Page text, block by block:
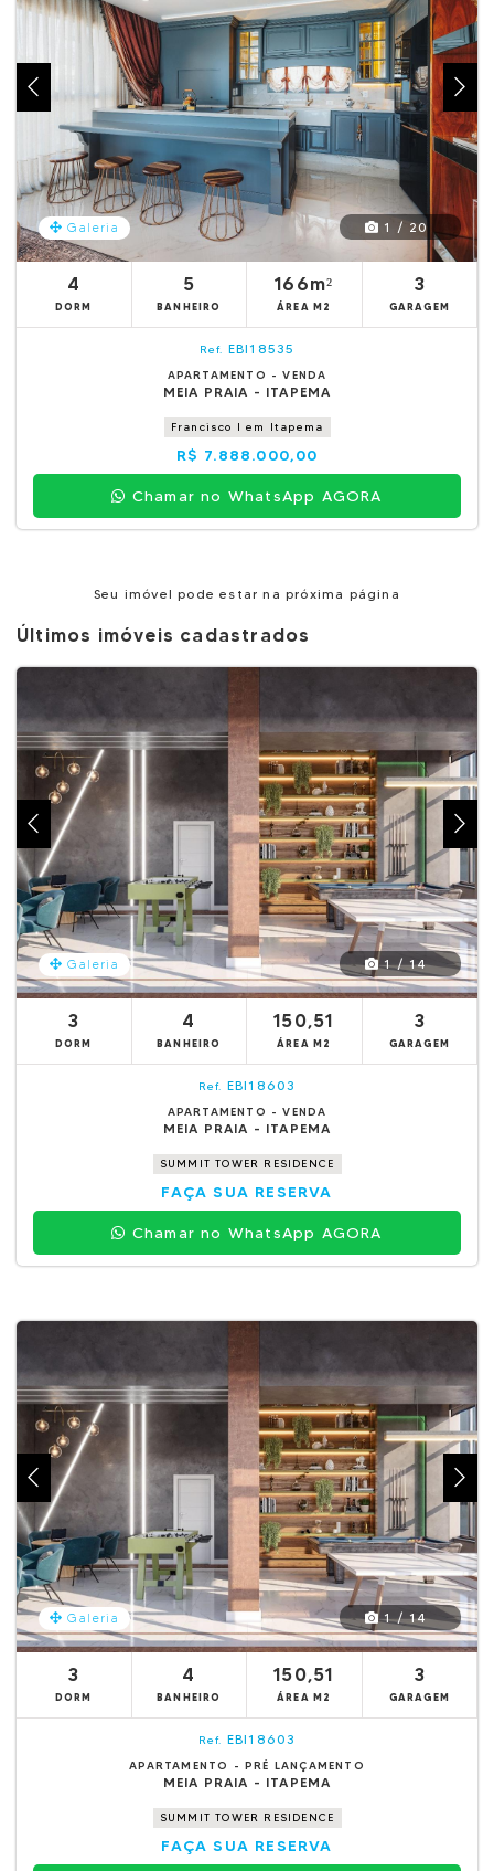
Galeria 1 / 20
4
DORM
5
BANHEIRO
166m²
ÁREA M2
3
GARAGEM
Ref. EBI18535
APARTAMENTO - VENDA
MEIA PRAIA - ITAPEMA
Francisco I em Itapema
R$ 7.888.000,00
Chamar no WhatsApp AGORA
Seu imóvel pode estar na próxima página
Últimos imóveis cadastrados
Galeria 1 / 14
3
DORM
4
BANHEIRO
150,51
ÁREA M2
3
GARAGEM
Ref. EBI18603
APARTAMENTO - VENDA
MEIA PRAIA - ITAPEMA
SUMMIT TOWER RESIDENCE
FAÇA SUA RESERVA
Chamar no WhatsApp AGORA
Galeria 1 / 14
3
DORM
4
BANHEIRO
150,51
ÁREA M2
3
GARAGEM
Ref. EBI18603
APARTAMENTO - PRÉ LANÇAMENTO
MEIA PRAIA - ITAPEMA
SUMMIT TOWER RESIDENCE
FAÇA SUA RESERVA